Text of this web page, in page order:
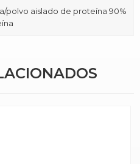
polvo aislado de proteína 90%